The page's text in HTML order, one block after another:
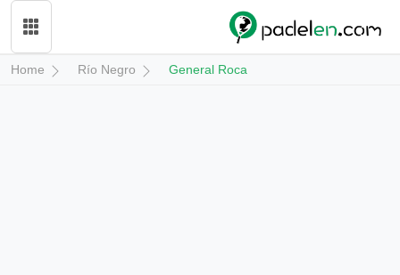
Home Río Negro General Roca